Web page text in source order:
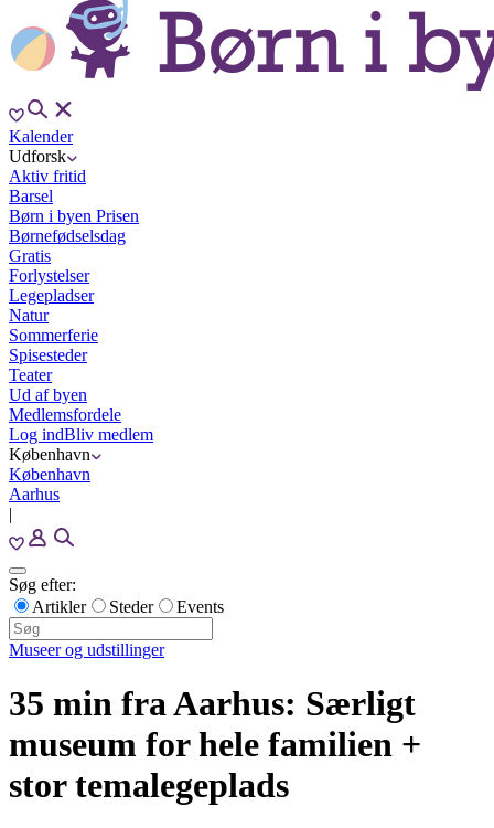
Kalender
Udforsk
Aktiv fritid
Barsel
Børn i byen Prisen
Børnefødselsdag
Gratis
Forlystelser
Legepladser
Natur
Sommerferie
Spisesteder
Teater
Ud af byen
Medlemsfordele
Log indBliv medlem
København
København
Aarhus
|
Søg efter:
Artikler
Steder Events
Museer og udstillinger
35 min fra Aarhus: Særligt
museum for hele familien +
stor temalegeplads